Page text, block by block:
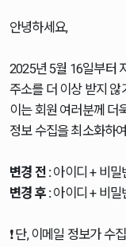
안녕하세요,
2025년 5월 16일부터
주소를 더 이상 받지 않
이는 회원 여러분께 더
정보 수집을 최소화하
변경 전 :아이디 + 비밀
변경 후 :아이디 + 비밀
❗ 단, 이메일 정보가 수